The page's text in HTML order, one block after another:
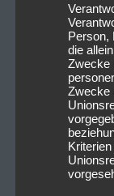
Person,
die
Zwecke
Zwecke